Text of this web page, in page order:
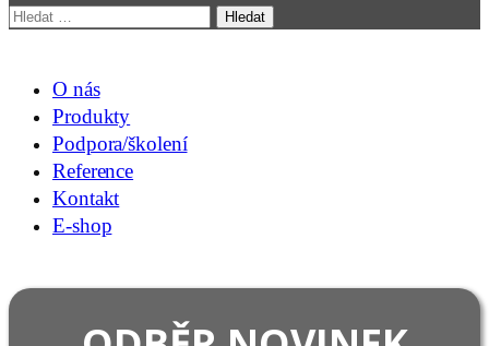
Vyhledávání
O nás
Produkty
Podpora/školení
Reference
Kontakt
E-shop